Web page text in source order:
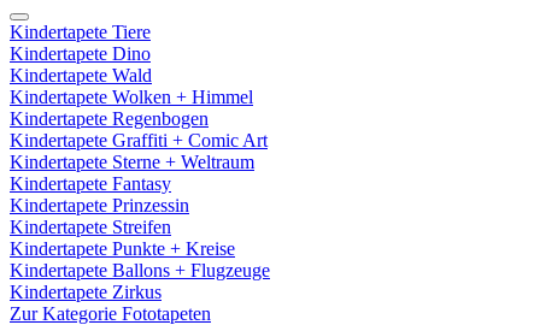
Kindertapete Tiere
Kindertapete Dino
Kindertapete Wald
Kindertapete Wolken + Himmel
Kindertapete Regenbogen
Kindertapete Graffiti + Comic Art
Kindertapete Sterne + Weltraum
Kindertapete Fantasy
Kindertapete Prinzessin
Kindertapete Streifen
Kindertapete Punkte + Kreise
Kindertapete Ballons + Flugzeuge
Kindertapete Zirkus
Zur Kategorie Fototapeten